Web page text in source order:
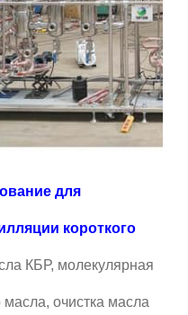
для
короткого
КБР, молекулярная
очистка масла